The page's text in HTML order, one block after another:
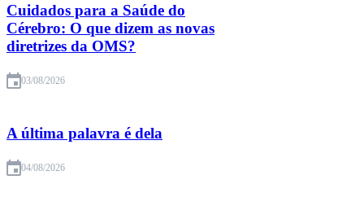
Cuidados para a Saúde do
Cérebro: O que dizem as novas
diretrizes da OMS?
03/08/2026
A última palavra é dela
04/08/2026